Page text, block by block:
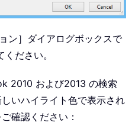
ン］ダイアログボックスで
ださい。
2010 および2013 の検索
いハイライト色で表示され
確認ください：